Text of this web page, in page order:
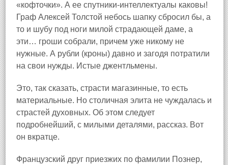
«кофточки». А ее спутники‑интеллектуалы каковы!
Граф Алексей Толстой небось шапку сбросил бы, а
то и шубу под ноги милой страдающей даме, а
эти… гроши собрали, причем уже никому не
нужные. А рубли (кроны) давно и загодя потратили
на свои нужды. Истые джентльмены.
Это, так сказать, страсти магазинные, то есть
материальные. Но столичная элита не чуждалась и
страстей духовных. Об этом следует
подробнейший, с милыми деталями, рассказ. Вот
он вкратце.
Французский друг приезжих по фамилии Познер,